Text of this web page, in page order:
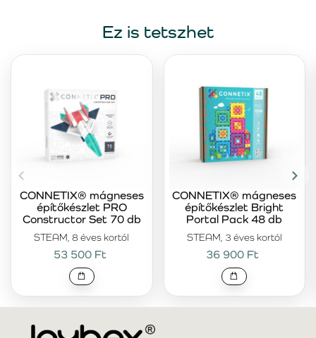
Ez is tetszhet
STEAM, 8 éves kortól
CONNETIX® mágneses
építőkészlet PRO
Constructor Set 70 db
53 500 Ft
STEAM, 3 éves kortól
CONNETIX® mágneses
építőkészlet Bright
Portal Pack 48 db
36 900 Ft